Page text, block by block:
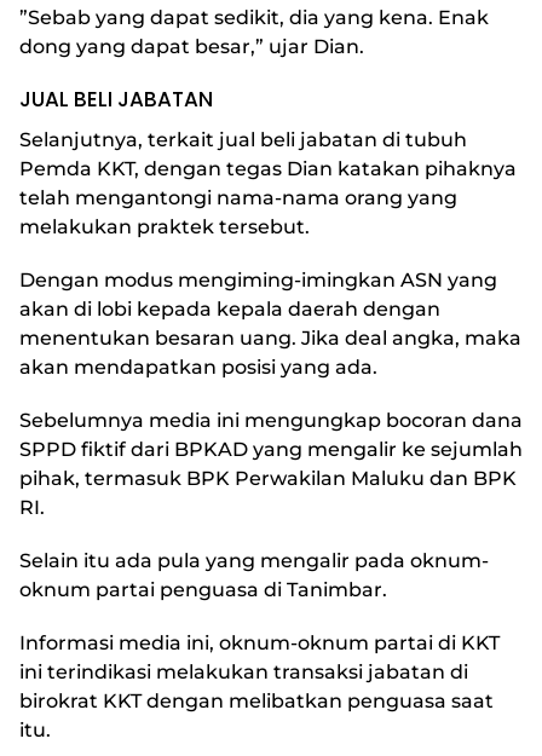
”Sebab yang dapat sedikit, dia yang kena. Enak
dong yang dapat besar,” ujar Dian.
JUAL BELI JABATAN
Selanjutnya, terkait jual beli jabatan di tubuh
Pemda KKT, dengan tegas Dian katakan pihaknya
telah mengantongi nama-nama orang yang
melakukan praktek tersebut.
Dengan modus mengiming-imingkan ASN yang
akan di lobi kepada kepala daerah dengan
menentukan besaran uang. Jika deal angka, maka
akan mendapatkan posisi yang ada.
Sebelumnya media ini mengungkap bocoran dana
SPPD fiktif dari BPKAD yang mengalir ke sejumlah
pihak, termasuk BPK Perwakilan Maluku dan BPK
RI.
Selain itu ada pula yang mengalir pada oknum-
oknum partai penguasa di Tanimbar.
Informasi media ini, oknum-oknum partai di KKT
ini terindikasi melakukan transaksi jabatan di
birokrat KKT dengan melibatkan penguasa saat
itu.